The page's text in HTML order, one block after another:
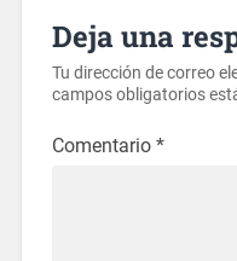
Deja una
Tu dirección de correo
campos obligatorios
Comentario *